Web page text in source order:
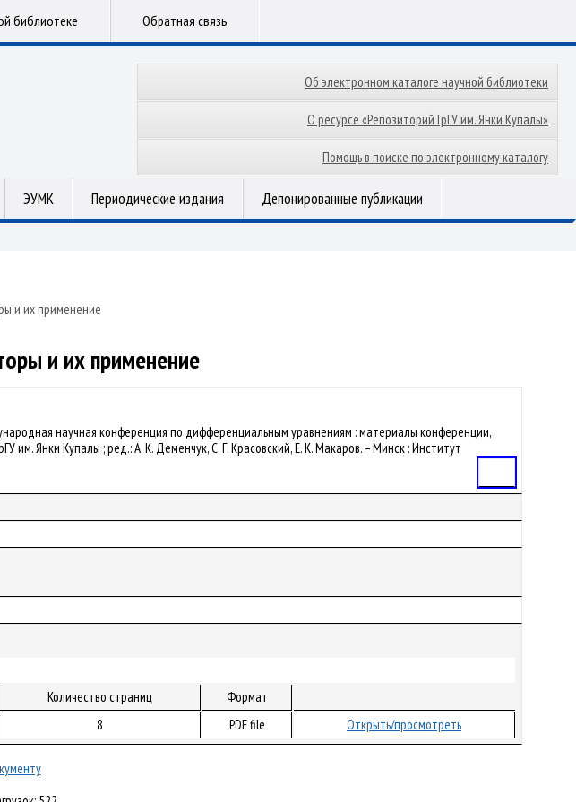
библиотеке Обратная связь
Об электронном каталоге научной библиотеки
О ресурсе «Репозиторий ГрГУ им. Янки Купалы»
Помощь в поиске по электронному каталогу
ЭУМК Периодические издания Депонированные публикации
и их применение
и их применение
научная конференция по дифференциальным уравнениям : материалы конференции,
им. Янки Купалы ; ред.: А. К. Деменчук, С. Г. Красовский, Е. К. Макаров. – Минск : Институт
Количество страниц
Формат
8 PDF file Открыть/просмотреть